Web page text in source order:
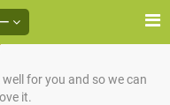
for you and so we can
it.